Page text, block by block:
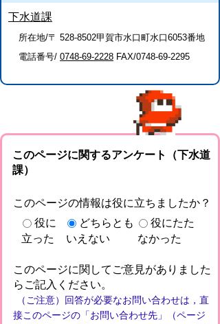
下水道課
所在地/〒 528-8502甲賀市水口町水口6053番地
電話番号/ 0748-69-2228 FAX/0748-69-2295
このページに関するアンケート（下水道
課）
このページの情報は役に立ちましたか？
役に
立った
どちらとも
いえない
役にたた
なかった
このページに関してご意見がありました
らご記入ください。
（ご注意）回答が必要なお問い合わせは，直
接このページの「お問い合わせ先」（ページ